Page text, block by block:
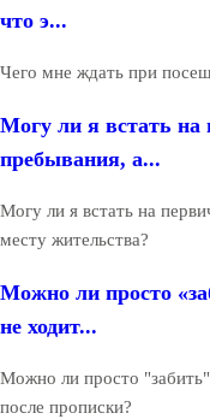
что э...
Чего мне ждать при
Могу ли я встать на
пребывания, а...
Могу ли я встать на
месту жительства?
Можно ли просто
не ходит...
Можно ли просто
после прописки?